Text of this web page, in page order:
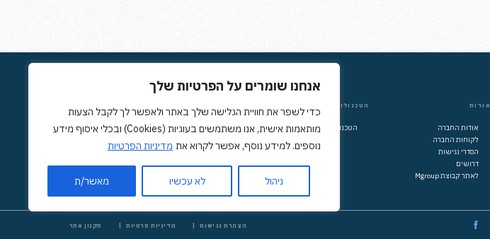
אנחנו שומרים על הפרטיות שלך
כדי לשפר את חוויית הגלישה שלך באתר ולאפשר לך לקבל הצעות
מותאמות אישית, אנו משתמשים בעוגיות (Cookies) ובכלי איסוף מידע
נוספים. למידע נוסף, אפשר לקרוא את מדיניות הפרטיות
ניהול לא עכשיו מאשר/ת
אודות
אודות החברה
לקוחות החברה
הסדרי נגישות
דרושים
לאתר קבוצת Mgroup
הטכנולוגיה שלנו
הטכנולוגיה שלנו
הצהרת נגישות מדיניות פרטיות תקנון אתר